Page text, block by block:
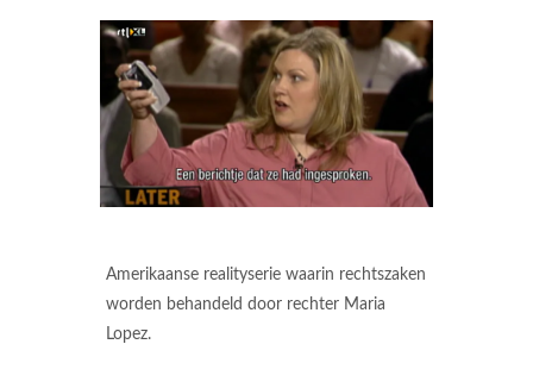
Amerikaanse realityserie waarin rechtszaken
worden behandeld door rechter Maria
Lopez.